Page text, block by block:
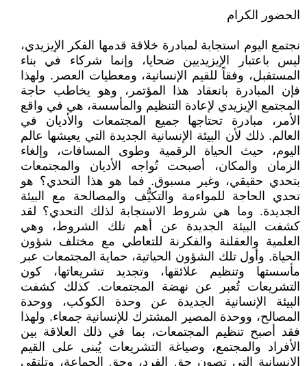
الحضور الكرام
نجتمع اليوم استجابة لمبادرة خلاقة قدمها الفكر الإيزيدي،
ليس باعتبار الإيزيديين ضحايا، وإنما شركاء في بناء
المستقبل، وفقاً للقيم الإنسانية، ومعطيات العصر. ولهذا
فإن المبادرة بانعقاد هذا المؤتمر، وهو يخاطب حاجة
المجتمع الإيزيدي لإعادة التنظيم والمأسسة، هي في واقع
الأمر، مبادرة تحتاجها جميع المجتمعات والأديان في
العالم. ذلك لأن البيئة الإنسانية الجديدة التي يعيشها عالم
اليوم، حيث الحياة الرقمية وطوى المسافات، وإلغاء
الزمان والمكان، أصبحت تُواجه الأديان والمجتمعات
بتحدي حقيقي، وغير مسبوق. فما هو هذا التحدي؟ هو
تحدي الحاجة للمواءمة والتكيُّف والمصالحة مع البيئة
الجديدة. وما هي شروط الاستجابة لذلك التحدي؟ لقد
كشفت البيئة الجديدة عن أهم تلك الشروط، وهي
العلمية والعقلنة والفكرنة للتعاطي مع مختلف شؤون
الحياة. وأول تلك الشؤون الحياتية، حماية المجتمعات عبر
مأسستها وتنظيم علائقها، وتجديد تشريعاتها، كون
التشريعات تُعبر عن نهضة المجتمعات. كذلك كشفت
البيئة الإنسانية الجديدة عن وحدة الكوكب، ووحدة
المصالح، ووحدة المصير المشترك للإنسانية جمعاء. ولهذا
فقد أصبح تنظيم المجتمعات، بما في ذلك العلاقة بين
الأفراد والمجتمع، وصياغة التشريعات يُبنى على القيم
الإنسانية التي تصون حق الفرد، وحق الجماعة، وتلتقي